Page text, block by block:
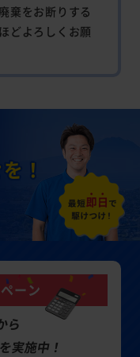
棄をお断りする
どよろしくお願
！
ーン
ら
実施中！